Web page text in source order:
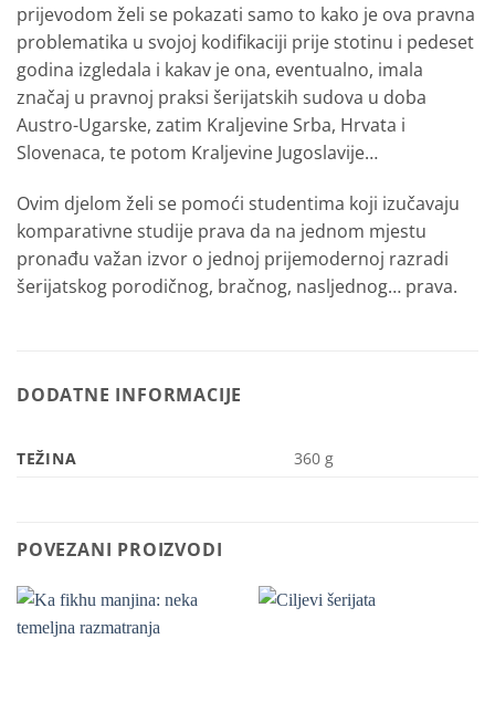
prijevodom želi se po­kazati samo to kako je ova pravna
problematika u svojoj kodifikaci­ji prije stotinu i pedeset
godina izgledala i kakav je ona, eventualno, imala
značaj u pravnoj praksi šerijatskih sudova u doba
Austro-Ugarske, zatim Kraljevine Srba, Hrvata i
Slovenaca, te potom Kraljevine Jugoslavije…
Ovim djelom želi se pomoći studentima koji izučavaju
komparativne studije prava da na jednom mjestu
pronađu važan izvor o jednoj prijemodernoj razradi
šerijatskog porodičnog, bračnog, nasljednog… prava.
DODATNE INFORMACIJE
TEŽINA 360 g
POVEZANI PROIZVODI